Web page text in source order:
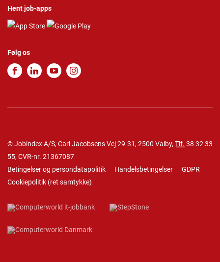
Hent job-apps
Følg os
© Jobindex A/S, Carl Jacobsens Vej 29-31, 2500 Valby, Tlf. 38 32 33
55, CVR-nr. 21367087
Betingelser og persondatapolitik
Handelsbetingelser
GDPR
Cookiepolitik (ret samtykke)